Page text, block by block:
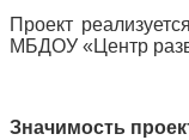
Проект
МБДОУ «Центр
Значимость